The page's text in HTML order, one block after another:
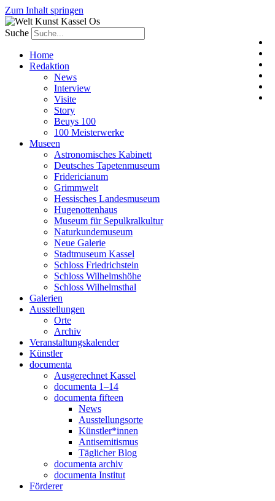
Zum Inhalt springen
Suche
Home
Redaktion
News
Interview
Visite
Story
Beuys 100
100 Meisterwerke
Museen
Astronomisches Kabinett
Deutsches Tapetenmuseum
Fridericianum
Grimmwelt
Hessisches Landesmuseum
Hugenottenhaus
Museum für Sepulkralkultur
Naturkundemuseum
Neue Galerie
Stadtmuseum Kassel
Schloss Friedrichstein
Schloss Wilhelmshöhe
Schloss Wilhelmsthal
Galerien
Ausstellungen
Orte
Archiv
Veranstaltungskalender
Künstler
documenta
Ausgerechnet Kassel
documenta 1–14
documenta fifteen
News
Ausstellungsorte
Künstler*innen
Antisemitismus
Täglicher Blog
documenta archiv
documenta Institut
Förderer